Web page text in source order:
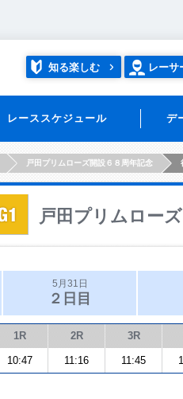
知る楽しむ レーサ
レーススケジュール デ
戸田プリムローズ開設６８周年記念
戸田プリムロー
5月31日
２日目
1R 2R 3R
10:47 11:16 11:45